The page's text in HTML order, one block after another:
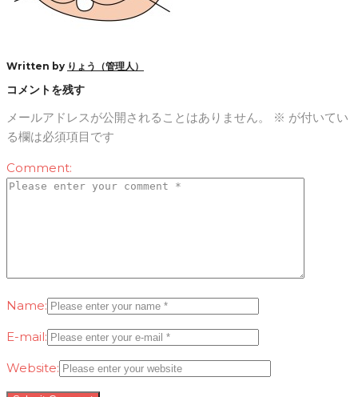
Written by りょう（管理人）
コメントを残す
メールアドレスが公開されることはありません。 ※ が付いてい
る欄は必須項目です
Comment:
Name:
E-mail:
Website: